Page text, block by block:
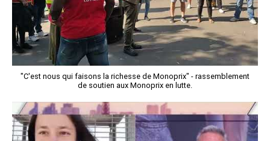
"C'est nous qui faisons la richesse de Monoprix" - rassemblement
de soutien aux Monoprix en lutte.